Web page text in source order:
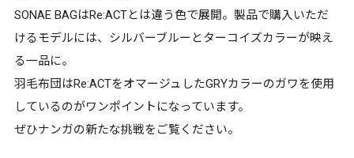
SONAE BAGはRe:ACTとは違う色で展開。製品で購入いただ
けるモデルには、シルバーブルーとターコイズカラーが映え
る一品に。
羽毛布団はRe:ACTをオマージュしたGRYカラーのガワを使用
しているのがワンポイントになっています。
ぜひナンガの新たな挑戦をご覧ください。